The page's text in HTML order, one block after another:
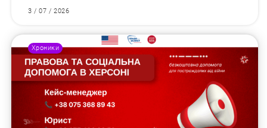
3 / 07 / 2026
Хроники